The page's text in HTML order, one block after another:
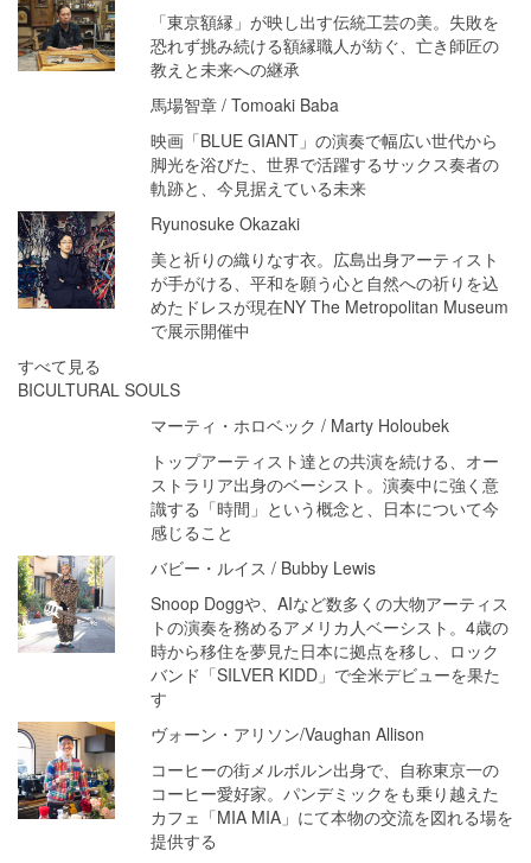
「東京額縁」が映し出す伝統工芸の美。失敗を
恐れず挑み続ける額縁職人が紡ぐ、亡き師匠の
教えと未来への継承
馬場智章 / Tomoaki Baba
映画「BLUE GIANT」の演奏で幅広い世代から
脚光を浴びた、世界で活躍するサックス奏者の
軌跡と、今見据えている未来
Ryunosuke Okazaki
美と祈りの織りなす衣。広島出身アーティスト
が手がける、平和を願う心と自然への祈りを込
めたドレスが現在NY The Metropolitan Museum
で展示開催中
すべて見る
BICULTURAL SOULS
マーティ・ホロベック / Marty Holoubek
トップアーティスト達との共演を続ける、オー
ストラリア出身のベーシスト。演奏中に強く意
識する「時間」という概念と、日本について今
感じること
バビー・ルイス / Bubby Lewis
Snoop Doggや、AIなど数多くの大物アーティス
トの演奏を務めるアメリカ人ベーシスト。4歳の
時から移住を夢見た日本に拠点を移し、ロック
バンド「SILVER KIDD」で全米デビューを果た
す
ヴォーン・アリソン/Vaughan Allison
コーヒーの街メルボルン出身で、自称東京一の
コーヒー愛好家。パンデミックをも乗り越えた
カフェ「MIA MIA」にて本物の交流を図れる場を
提供する